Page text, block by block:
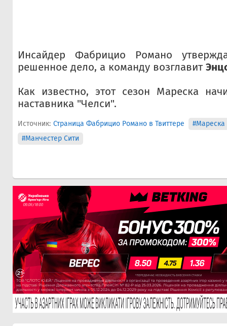
Инсайдер Фабрицио Романо
решенное дело, а команду возглавит
Как известно, этот сезон Мареска
наставника "Челси".
Источник: Страница Фабрицио Романо в Твиттере
#Мареска
#Манчестер Сити